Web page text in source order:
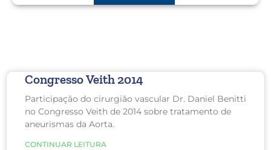
Congresso Veith 2014
Participação do cirurgião vascular Dr. Daniel Benitti
no Congresso Veith de 2014 sobre tratamento de
aneurismas da Aorta.
CONTINUAR LEITURA